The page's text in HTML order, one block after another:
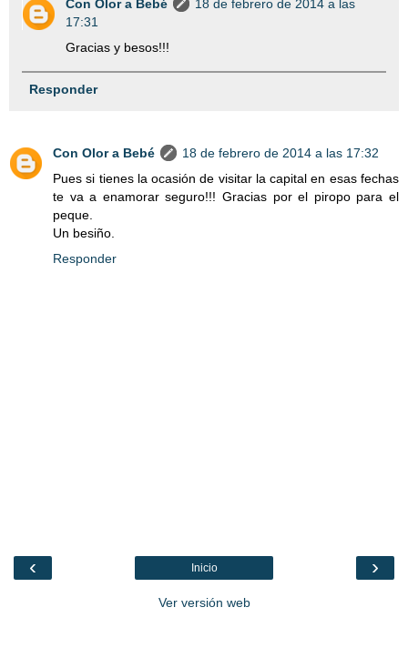
Con Olor a Bebé
18 de febrero de 2014 a las
17:31
Gracias y besos!!!
Responder
Con Olor a Bebé
18 de febrero de 2014 a las 17:32
Pues si tienes la ocasión de visitar la capital en esas fechas
te va a enamorar seguro!!! Gracias por el piropo para el
peque.
Un besiño.
Responder
‹ ›
Inicio
Ver versión web